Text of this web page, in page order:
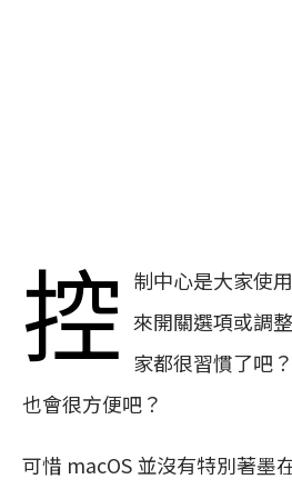
控 制中心是大家使
來開關選項或調
家都很習慣了吧
也會很方便吧？
可惜 macOS 並沒有特別著墨